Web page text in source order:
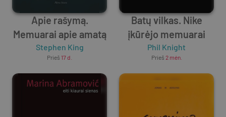
Apie rašymą.
Memuarai apie amatą
Stephen King
Prieš 17 d.
Batų vilkas. Nike
įkūrėjo memuarai
Phil Knight
Prieš 2 mėn.